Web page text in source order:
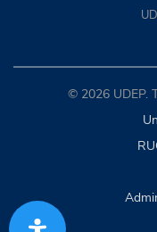
© 2026 UDEP.